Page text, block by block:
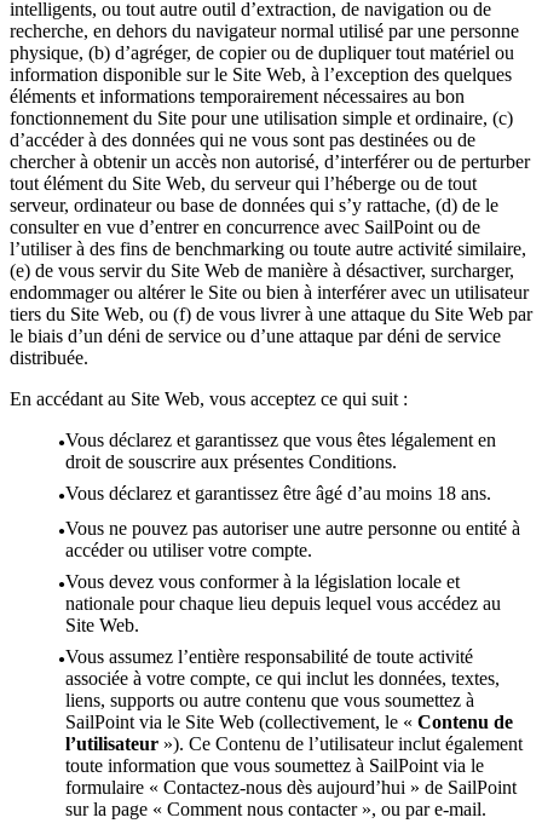
intelligents, ou tout autre outil d’extraction, de navigation ou de
recherche, en dehors du navigateur normal utilisé par une personne
physique, (b) d’agréger, de copier ou de dupliquer tout matériel ou
information disponible sur le Site Web, à l’exception des quelques
éléments et informations temporairement nécessaires au bon
fonctionnement du Site pour une utilisation simple et ordinaire, (c)
d’accéder à des données qui ne vous sont pas destinées ou de
chercher à obtenir un accès non autorisé, d’interférer ou de perturber
tout élément du Site Web, du serveur qui l’héberge ou de tout
serveur, ordinateur ou base de données qui s’y rattache, (d) de le
consulter en vue d’entrer en concurrence avec SailPoint ou de
l’utiliser à des fins de benchmarking ou toute autre activité similaire,
(e) de vous servir du Site Web de manière à désactiver, surcharger,
endommager ou altérer le Site ou bien à interférer avec un utilisateur
tiers du Site Web, ou (f) de vous livrer à une attaque du Site Web par
le biais d’un déni de service ou d’une attaque par déni de service
distribuée.
En accédant au Site Web, vous acceptez ce qui suit :
Vous déclarez et garantissez que vous êtes légalement en
droit de souscrire aux présentes Conditions.
Vous déclarez et garantissez être âgé d’au moins 18 ans.
Vous ne pouvez pas autoriser une autre personne ou entité à
accéder ou utiliser votre compte.
Vous devez vous conformer à la législation locale et
nationale pour chaque lieu depuis lequel vous accédez au
Site Web.
Vous assumez l’entière responsabilité de toute activité
associée à votre compte, ce qui inclut les données, textes,
liens, supports ou autre contenu que vous soumettez à
SailPoint via le Site Web (collectivement, le « Contenu de
l’utilisateur »). Ce Contenu de l’utilisateur inclut également
toute information que vous soumettez à SailPoint via le
formulaire « Contactez-nous dès aujourd’hui » de SailPoint
sur la page « Comment nous contacter », ou par e-mail.